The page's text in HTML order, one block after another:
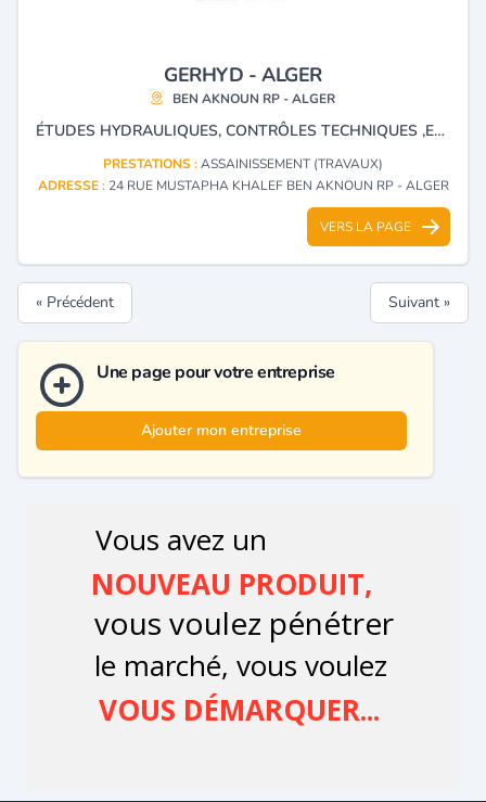
GERHYD - ALGER
BEN AKNOUN RP - ALGER
ÉTUDES HYDRAULIQUES, CONTRÔLES TECHNIQUES ,ET HYDRAULIQUES, PRODUCTION DE TUYAUX D'ASSAINISSEMENT, D'ADDUCTION ET DE SUPPORT EN BÉTON POUR L'ELECTRIFICATION. FORAGE HYDRAULIQUE, RÉALISATION BARRAGE ET TRANSFERT DES EAUX. RÉALISATION DES STEP ET STATIONS DE TRAITEMENT DE L'EAU, RÉSERVOIRS, CHATEAUX D'EAU, ETC.
PRESTATIONS :ASSAINISSEMENT (TRAVAUX)
ADRESSE : 24 RUE MUSTAPHA KHALEF BEN AKNOUN RP - ALGER
VERS LA PAGE
« Précédent Suivant »
Une page pour votre entreprise
Ajouter mon entreprise